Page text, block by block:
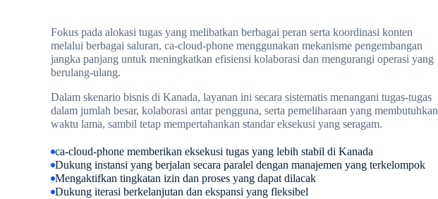
Fokus pada alokasi tugas yang melibatkan berbagai peran serta koordinasi konten
melalui berbagai saluran, ca-cloud-phone menggunakan mekanisme pengembangan
jangka panjang untuk meningkatkan efisiensi kolaborasi dan mengurangi operasi yang
berulang-ulang.
Dalam skenario bisnis di Kanada, layanan ini secara sistematis menangani tugas-tugas
dalam jumlah besar, kolaborasi antar pengguna, serta pemeliharaan yang membutuhkan
waktu lama, sambil tetap mempertahankan standar eksekusi yang seragam.
ca-cloud-phone memberikan eksekusi tugas yang lebih stabil di Kanada
Dukung instansi yang berjalan secara paralel dengan manajemen yang terkelompok
Mengaktifkan tingkatan izin dan proses yang dapat dilacak
Dukung iterasi berkelanjutan dan ekspansi yang fleksibel